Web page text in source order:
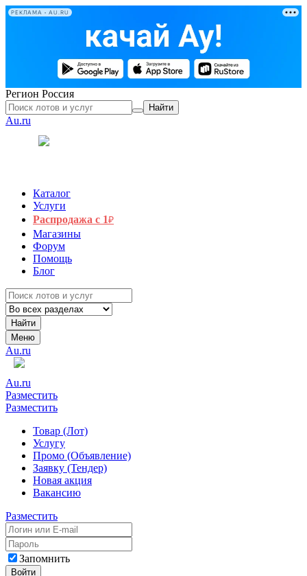
РЕКЛАМА • AU.RU
Регион Россия
Найти
Au.ru
Каталог
Услуги
Распродажа с 1₽
Магазины
Форум
Помощь
Блог
Найти
Меню
Au.ru
Au.ru
Разместить
Разместить
Товар (Лот)
Услугу
Промо (Объявление)
Заявку (Тендер)
Новая акция
Вакансию
Разместить
Запомнить
Войти